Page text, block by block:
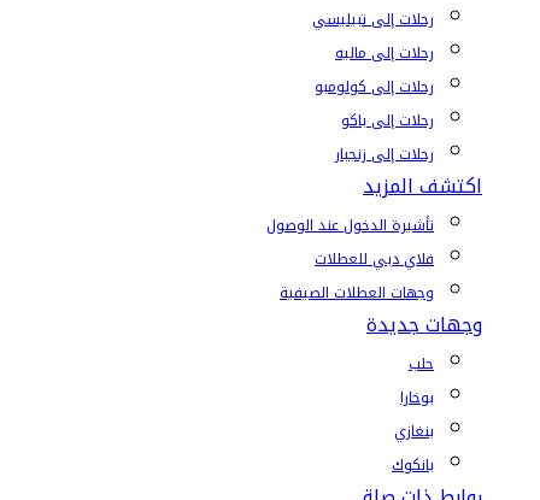
رحلات إلى تبيليسي
رحلات إلى ماليه
رحلات إلى كولومبو
رحلات إلى باكو
رحلات إلى زنجبار
اكتشف المزيد
تأشيرة الدخول عند الوصول
فلاي دبي للعطلات
وجهات العطلات الصيفية
وجهات جديدة
حلب
بوخارا
بنغازي
بانكوك